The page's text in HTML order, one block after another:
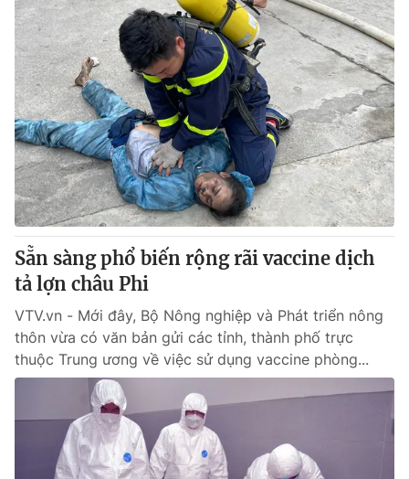
Video Shorts video
VTV Money VTV Thể thao
VTV Sức khoẻ Bất động sản
Thị trường 24h Tấm lòng Việt
VTV4 Vươn mình bằng AI
VTV9 VTV8
Liên hệ tòa soạn English
THỜI BÁO VTV
Sẵn sàng phổ biến rộng rãi vaccine dịch
tả lợn châu Phi
VTV.vn - Mới đây, Bộ Nông nghiệp và Phát triển nông
thôn vừa có văn bản gửi các tỉnh, thành phố trực
thuộc Trung ương về việc sử dụng vaccine phòng...